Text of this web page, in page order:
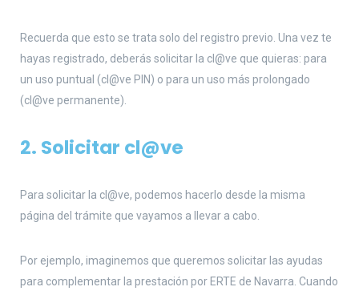
Recuerda que esto se trata solo del registro previo. Una vez te
hayas registrado, deberás solicitar la cl@ve que quieras: para
un uso puntual (cl@ve PIN) o para un uso más prolongado
(cl@ve permanente).
2. Solicitar cl@ve
Para solicitar la cl@ve, podemos hacerlo desde la misma
página del trámite que vayamos a llevar a cabo.
Por ejemplo, imaginemos que queremos solicitar las ayudas
para complementar la prestación por ERTE de Navarra. Cuando